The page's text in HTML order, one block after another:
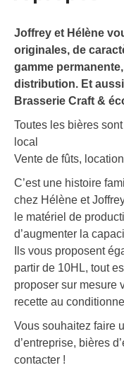
Joffrey et Hélène
originales, de
gamme
distribution. Et
Brasserie Craft &
Toutes les bières
local
Vente de fûts,
C’est une histoire
chez Hélène et
le matériel de
d’augmenter la
Ils vous proposent
partir de 10HL, tout
proposer sur mesure
recette au
Vous souhaitez faire
d’entreprise, bières
contacter !